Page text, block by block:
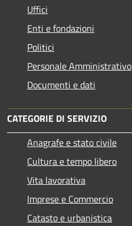
Uffici
Enti e fondazioni
Politici
Personale Amministrativo
Documenti e dati
CATEGORIE DI SERVIZIO
Anagrafe e stato civile
Cultura e tempo libero
Vita lavorativa
Imprese e Commercio
Catasto e urbanistica